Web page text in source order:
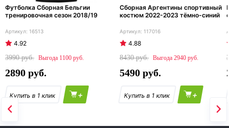
Футболка Сборная Бельгии
тренировочная сезон 2018/19
16513
4.92
3990
1100
2890
+
Сборная Аргентины спортивный
костюм 2022-2023 тёмно-синий
117016
4.88
8430
2940
5490
+